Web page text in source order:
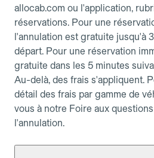
allocab.com ou l'application,
réservations. Pour une
l'annulation est gratuite jusqu'à
départ. Pour une réservation
gratuite dans les 5 minutes
Au-delà, des frais s'appliquent.
détail des frais par gamme de
vous à notre Foire aux
l'annulation.